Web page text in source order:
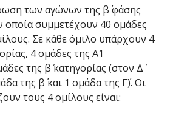
των αγώνων της β΄ φάσης
οποία συμμετέχουν 40 ομάδες
Σε κάθε όμιλο υπάρχουν 4
4 ομάδες της Α1
της β΄ κατηγορίας (στον Δ΄
της β΄ και 1 ομάδα της Γ΄). Οι
τους 4 ομίλους είναι: